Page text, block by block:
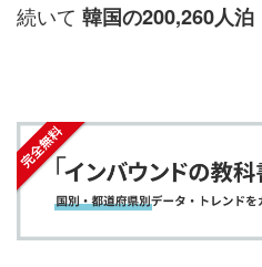
続いて 韓国の200,260人泊